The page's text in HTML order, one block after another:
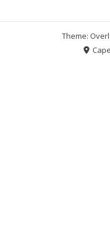
Theme: